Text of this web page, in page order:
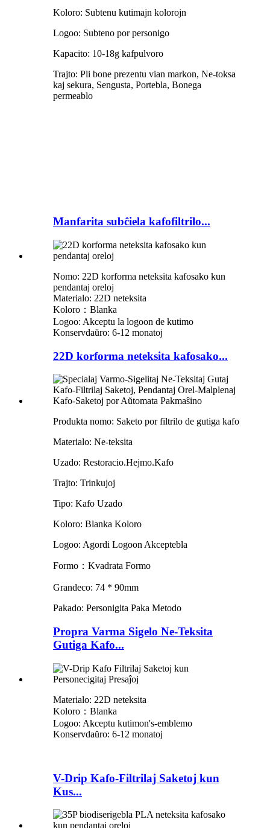
Koloro: Subtenu kutimajn kolorojn
Logoo: Subteno por personigo
Kapacito: 10-18g kafpulvoro
Trajto: Pli bone prezentu vian markon, Ne-toksa
kaj sekura, Sengusta, Portebla, Bonega
permeablo
Manfarita subĉiela kafofiltrilo...
Nomo: 22D korforma neteksita kafosako kun
pendantaj oreloj
Materialo: 22D neteksita
Koloro：Blanka
Logoo: Akceptu la logoon de kutimo
Konservdaŭro: 6-12 monatoj
22D korforma neteksita kafosako...
Produkta nomo: Saketo por filtrilo de gutiga kafo
Materialo: Ne-teksita
Uzado: Restoracio.Hejmo.Kafo
Trajto: Trinkujoj
Tipo: Kafo Uzado
Koloro: Blanka Koloro
Logoo: Agordi Logoon Akceptebla
Formo：Kvadrata Formo
Grandeco: 74 * 90mm
Pakado: Personigita Paka Metodo
Propra Varma Sigelo Ne-Teksita
Gutiga Kafo...
Materialo: 22D neteksita
Koloro：Blanka
Logoo: Akceptu kutimon's-emblemo
Konservdaŭro: 6-12 monatoj
V-Drip Kafo-Filtrilaj Saketoj kun
Kus...